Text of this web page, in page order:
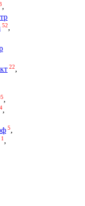
,
52,
22,
,
,
5,
1 ,